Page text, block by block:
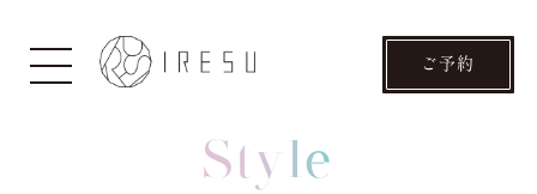
Style
ご予約